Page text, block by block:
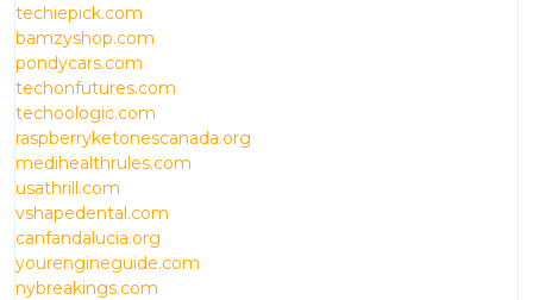
techiepick.com
bamzyshop.com
pondycars.com
techonfutures.com
techoologic.com
raspberryketonescanada.org
medihealthrules.com
usathrill.com
vshapedental.com
canfandalucia.org
yourengineguide.com
nybreakings.com